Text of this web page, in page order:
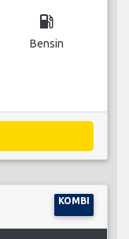
local_gas_station
Bensin
KOMBI